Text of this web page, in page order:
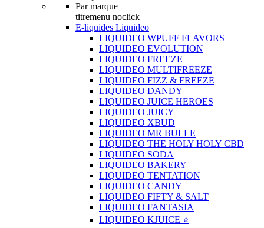
Par marque
titremenu noclick
E-liquides Liquideo
LIQUIDEO WPUFF FLAVORS
LIQUIDEO EVOLUTION
LIQUIDEO FREEZE
LIQUIDEO MULTIFREEZE
LIQUIDEO FIZZ & FREEZE
LIQUIDEO DANDY
LIQUIDEO JUICE HEROES
LIQUIDEO JUICY
LIQUIDEO XBUD
LIQUIDEO MR BULLE
LIQUIDEO THE HOLY HOLY CBD
LIQUIDEO SODA
LIQUIDEO BAKERY
LIQUIDEO TENTATION
LIQUIDEO CANDY
LIQUIDEO FIFTY & SALT
LIQUIDEO FANTASIA
LIQUIDEO KJUICE ⭐️